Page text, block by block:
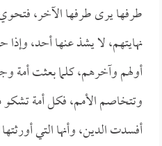
طرفها يرى طرفها الآخر،
نهايتهم، لا يشذ عنها أحد، وإذا
أولهم وآخرهم، كلما بعثت أمة
وتتخاصم الأمم، فكل أمة تشكو
أفسدت الدين، وأنها التي